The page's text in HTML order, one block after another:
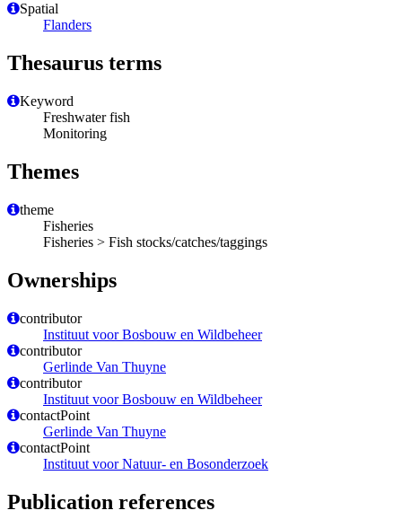
Spatial
Flanders
Thesaurus terms
Keyword
Freshwater fish
Monitoring
Themes
theme
Fisheries
Fisheries > Fish stocks/catches/taggings
Ownerships
contributor
Instituut voor Bosbouw en Wildbeheer
contributor
Gerlinde Van Thuyne
contributor
Instituut voor Bosbouw en Wildbeheer
contactPoint
Gerlinde Van Thuyne
contactPoint
Instituut voor Natuur- en Bosonderzoek
Publication references